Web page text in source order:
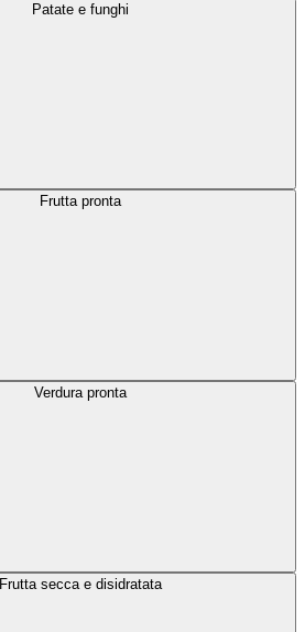
Patate e funghi
Frutta pronta
Verdura pronta
Frutta secca e disidratata